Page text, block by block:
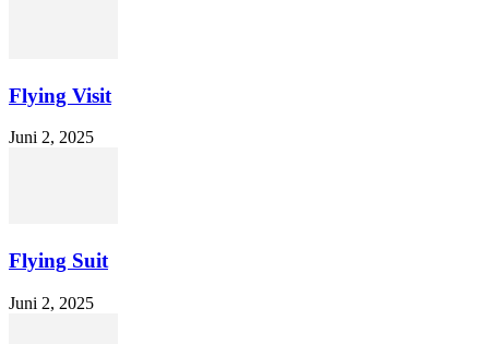
Flying Visit
Juni 2, 2025
Flying Suit
Juni 2, 2025